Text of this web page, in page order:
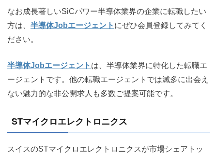
なお成長著しいSiCパワー半導体業界の企業に転職したい
方は、 半導体Jobエージェント にぜひ会員登録してみてく
ださい。
半導体Jobエージェント は、半導体業界に特化した転職エ
ージェントです。他の転職エージェントでは滅多に出会え
ない魅力的な非公開求人も多数ご提案可能です。
STマイクロエレクトロニクス
スイスのSTマイクロエレクトロニクスが市場シェアトッ